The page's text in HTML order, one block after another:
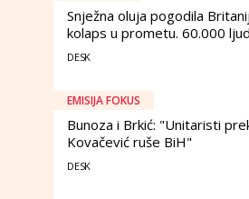
Snježna oluja pogodila
kolaps u prometu. 60.000
DESK
EMISIJA FOKUS
Bunoza i Brkić: "Unitaristi
Kovačević ruše BiH"
DESK